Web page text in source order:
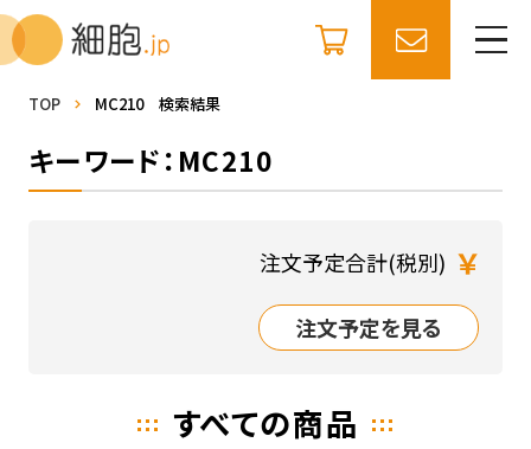
TOP MC210 検索結果
キーワード：MC210
注文予定合計(税別) ￥
注文予定を見る
すべての商品